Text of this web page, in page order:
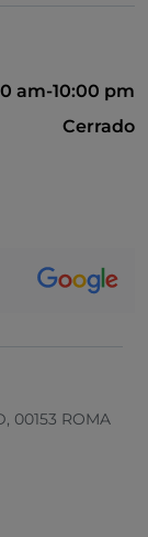
am-10:00 pm
Cerrado
00153 ROMA